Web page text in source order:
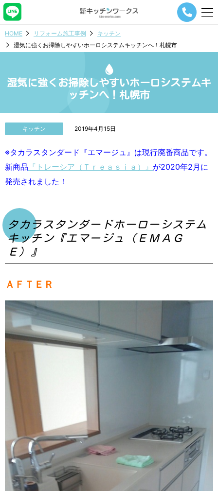
メ
ナ
シ
ボ
HOME リフォーム施工事例
キッチン
湿気に強くお掃除しやすいホーロシステムキッチンへ！札幌市
湿気に強くお掃除しやすいホーロシステムキ
ッチンへ！札幌市
キッチン 2019年4月15日
※タカラスタンダード『エマージュ』は現行廃番商品です。
新商品 『トレーシア（Ｔｒｅａｓｉａ）』 が2020年2月に
発売されました！
タカラスタンダードホーローシステム
キッチン『エマージュ（ＥＭＡＧ
Ｅ）』
ＡＦＴＥＲ